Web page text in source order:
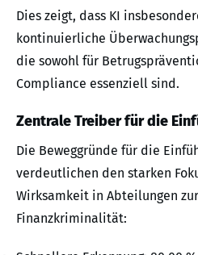
Dies zeigt, dass KI
kontinuierliche
die sowohl für
Compliance essenziell sind.
Zentrale Treiber für die
Die Beweggründe für die
verdeutlichen den starken
Wirksamkeit in Abteilungen
Finanzkriminalität: